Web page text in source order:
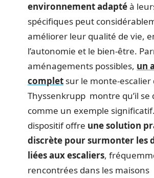
environnement adaptéà
spécifiques peut
améliorer leur qualité de vie,
l’autonomie et le bien-être.
aménagements possibles, un
complet sur le monte-escalier
Thyssenkrupp montre qu’il se
comme un exemple
dispositif offre une solution
discrète pour surmonter les
liées aux escaliers,
rencontrées dans les maisons